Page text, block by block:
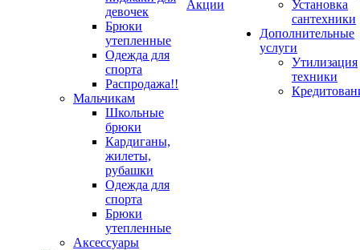
девочек
Брюки
утепленные
Одежда для
спорта
Распродажа!!
Мальчикам
Школьные
брюки
Кардиганы,
жилеты,
рубашки
Одежда для
спорта
Брюки
утепленные
Аксессуары
Акции
Установка
сантехники
Дополнительные
услуги
Утилизация
техники